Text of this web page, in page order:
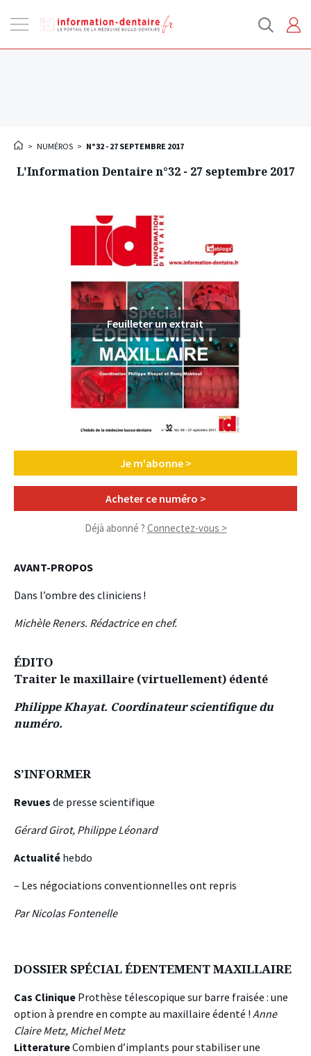
la
> NUMÉROS > N°32 - 27 SEPTEMBRE 2017
Feuilleter un extrait
L'Information Dentaire n°32 - 27 septembre 2017
Je m'abonne >
Acheter ce numéro >
Déjà abonné ? Connectez-vous >
AVANT-PROPOS
Dans l’ombre des cliniciens !
Michèle Reners. Rédactrice en chef.
ÉDITO
Traiter le maxillaire (virtuellement) édenté
Philippe Khayat. Coordinateur scientifique du
numéro.
S’INFORMER
Revues de presse scientifique
Gérard Girot, Philippe Léonard
Actualité hebdo
– Les négociations conventionnelles ont repris
Par Nicolas Fontenelle
DOSSIER SPÉCIAL ÉDENTEMENT MAXILLAIRE
Cas Clinique Prothèse télescopique sur barre fraisée : une
option à prendre en compte au maxillaire édenté ! Anne
Claire Metz, Michel Metz
LitteratureCombien d’implants pour stabiliser une